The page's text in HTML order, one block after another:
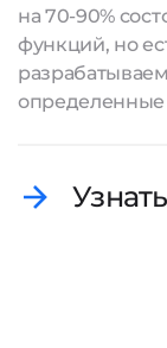
на 70-90%
функций, но
определенные